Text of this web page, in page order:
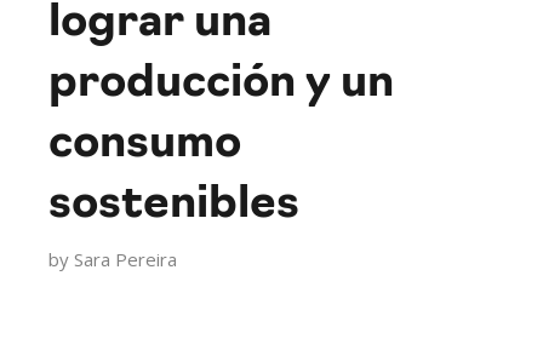
lograr una
producción y un
consumo
sostenibles
by Sara Pereira